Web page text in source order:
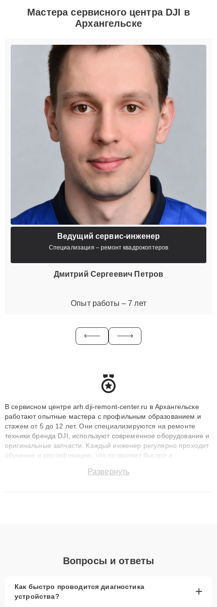
Мастера сервисного центра DJI в
Архангельске
Ведущий сервис-инженер
Специализация – ремонт квадрокоптеров
Дмитрий Сергеевич Петров
Опыт работы – 7 лет
В сервисном центре arh.dji-remont-center.ru в Архангельске
работают опытные мастера с профильным образованием и
стажем от 5 до 12 лет. Они специализируются на ремонте
техники бренда DJI, используют современное оборудование и
оригинальные запчасти. Каждый инженер регулярно проходит
обучение и сертификацию, что позволяет быстро и
сохранением гарантии до 3 лет. Наши мастера решают
Развернуть
Вопросы и ответы
Как быстро проводится диагностика
устройства?
+